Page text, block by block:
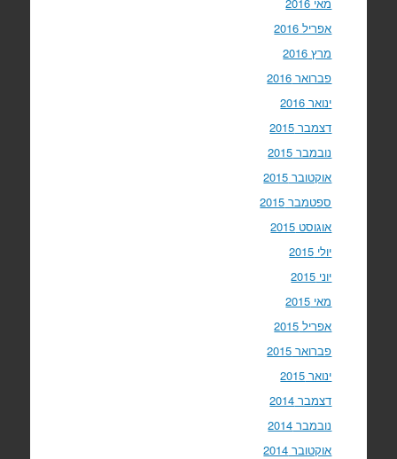
אפריל 2016
מרץ 2016
פברואר 2016
ינואר 2016
דצמבר 2015
נובמבר 2015
אוקטובר 2015
ספטמבר 2015
אוגוסט 2015
יולי 2015
יוני 2015
מאי 2015
אפריל 2015
פברואר 2015
ינואר 2015
דצמבר 2014
נובמבר 2014
אוקטובר 2014